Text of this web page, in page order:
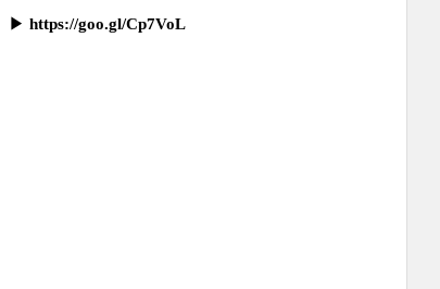
▶ https://goo.gl/Cp7VoL